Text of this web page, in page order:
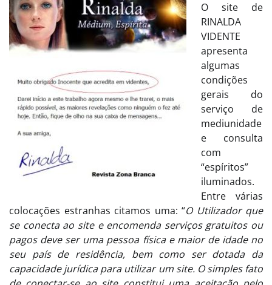
O site de
RINALDA
VIDENTE
apresenta
algumas
condições
gerais do
serviço de
mediunidade
e consulta
com
“espíritos”
iluminados.
Entre várias
colocações estranhas citamos uma: “O Utilizador que
se conecta ao site e encomenda serviços gratuitos ou
pagos deve ser uma pessoa física e maior de idade no
seu país de residência, bem como ser dotada da
capacidade jurídica para utilizar um site. O simples fato